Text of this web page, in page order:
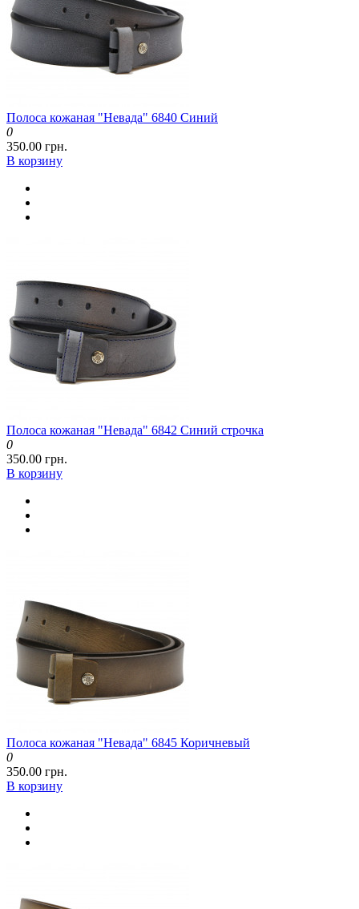
Полоса кожаная "Невада" 6840 Синий
0
350.00 грн.
В корзину
Полоса кожаная "Невада" 6842 Синий строчка
0
350.00 грн.
В корзину
Полоса кожаная "Невада" 6845 Коричневый
0
350.00 грн.
В корзину